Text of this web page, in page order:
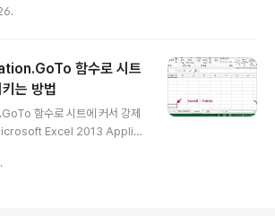
찾고 활용할까요? ◎ F1 도움
는 정보가 아니라 인터넷 사이
보여 줍니다. 관련 정보가 필요
F1 를 클릭합니다. ▼ 화면에는
뜨고 목록에 관련 항목을 보여
클릭하거나 오른쪽 상단에 도
윈도우에 기본으로 등록된 웹
함수로 시트
는 방법
함수로 시트에 커서 강제
Excel 2013 Applica
작업 전에 셀의 시작 지점을